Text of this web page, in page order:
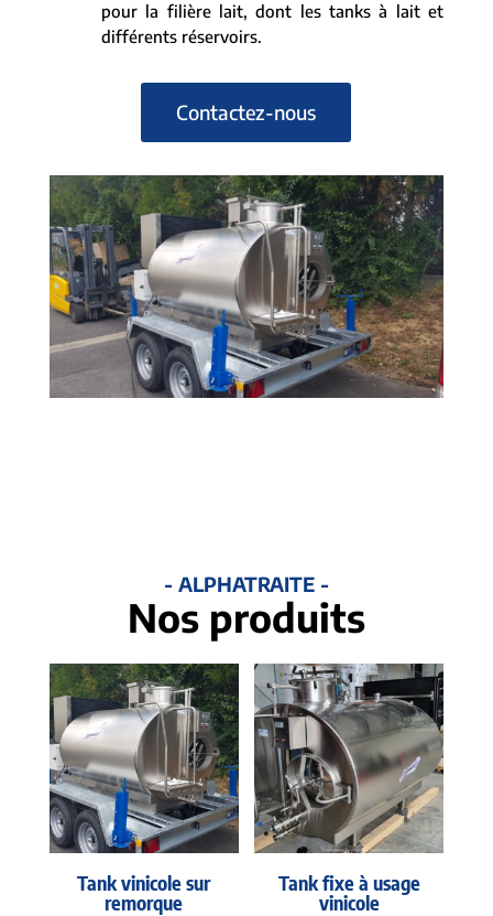
pour la filière lait, dont les tanks à lait et
différents réservoirs.
Contactez-nous
- ALPHATRAITE -
Nos produits
Tank vinicole sur
remorque
Tank fixe à usage
vinicole